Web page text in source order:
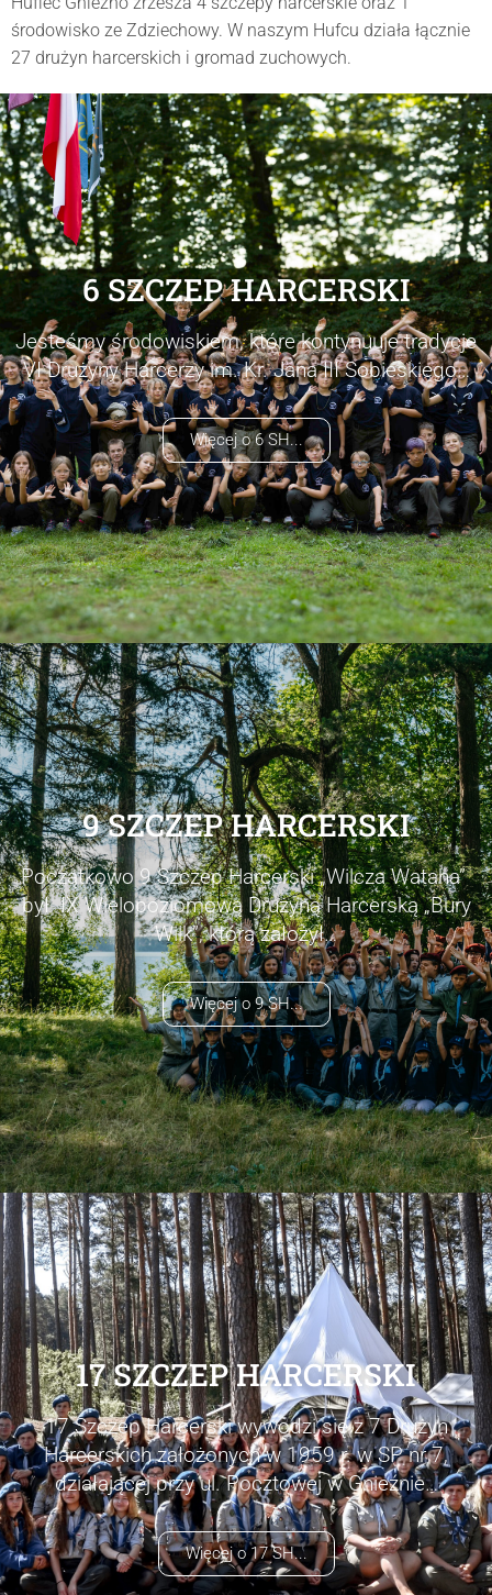
środowisko ze Zdziechowy. W naszym Hufcu działa łącznie
27 drużyn harcerskich i gromad zuchowych.
6 SZCZEP HARCERSKI
Jesteśmy środowiskiem, które kontynuuje tradycje
VI Drużyny Harcerzy im. Kr. Jana III Sobieskiego…
Więcej o 6 SH...
9 SZCZEP HARCERSKI
Początkowo 9 Szczep Harcerski „Wilcza Wataha”
był IX Wielopoziomową Drużyną Harcerską „Bury
Wilk”, którą założył…
Więcej o 9 SH...
17 SZCZEP HARCERSKI
17 Szczep Harcerski wywodzi się z 7 Drużyn
Harcerskich założonych w 1959 r. w SP nr 7,
działającej przy ul. Pocztowej w Gnieźnie…
Więcej o 17 SH...